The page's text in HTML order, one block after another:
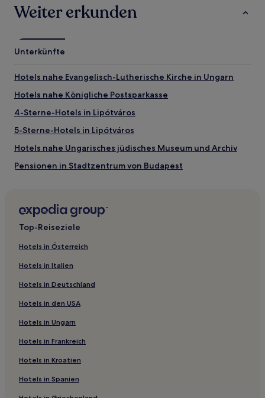
Weiter erkunden
Unterkünfte
Hotels nahe Evangelisch-Lutherische Kirche in Ungarn
Hotels nahe Königliche Postsparkasse
4-Sterne-Hotels in Lipótváros
5-Sterne-Hotels in Lipótváros
Hotels nahe Ungarisches jüdisches Museum und Archiv
Pensionen in Stadtzentrum von Budapest
Hotels nahe Oktogon
2-Sterne-Hotels in Andrássy
4-Sterne-Hotels in Stadtzentrum von Budapest
Stadtzentrum von Budapest: Hotels
Pensionen in Budapest
Hotels nahe Untergrundbahn-Museum
Belváros - Lipótváros: Hotels
Hotels nahe E-Exit Escape Games
Top-Reiseziele
Hotels in Österreich
Hotels in Italien
Hotels in Deutschland
Hotels in den USA
Hotels in Ungarn
Hotels in Frankreich
Hotels in Kroatien
Hotels in Spanien